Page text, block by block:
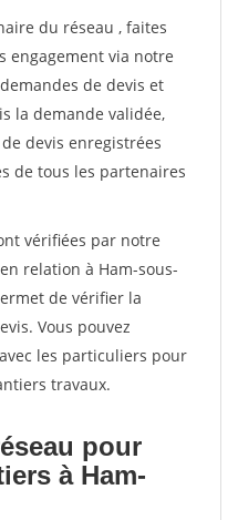
du réseau , faites
engagement via notre
de devis et
la demande validée,
devis enregistrées
de tous les partenaires
vérifiées par notre
relation à Ham-sous-
de vérifier la
Vous pouvez
les particuliers pour
travaux.
pour
à Ham-